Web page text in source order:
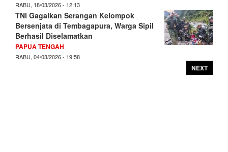
RABU, 18/03/2026 - 12:13
TNI Gagalkan Serangan Kelompok
Bersenjata di Tembagapura, Warga Sipil
Berhasil Diselamatkan
PAPUA TENGAH
RABU, 04/03/2026 - 19:58
NEXT